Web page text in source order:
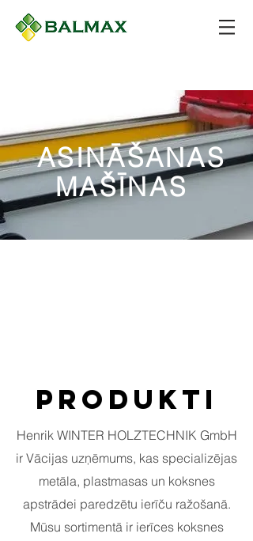
ASINĀŠANAS
MAŠĪNAS
PRODUKTI
Henrik WINTER HOLZTECHNIK GmbH
ir Vācijas uzņēmums, kas specializējas
metāla, plastmasas un koksnes
apstrādei paredzētu ierīču ražošanā.
Mūsu sortimentā ir ierīces koksnes